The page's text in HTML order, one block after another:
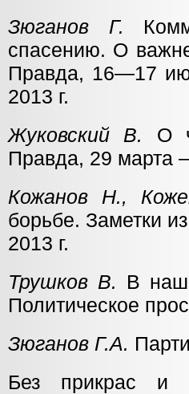
Зюганов Г.
спасению. О
Правда, 16—17
2013 г.
Жуковский В.
О
Правда, 29 марта
Кожанов Н.,
борьбе. Заметки
2013 г.
Трушков В.
В наш
Политическое
Зюганов Г.А.
Без прикрас и